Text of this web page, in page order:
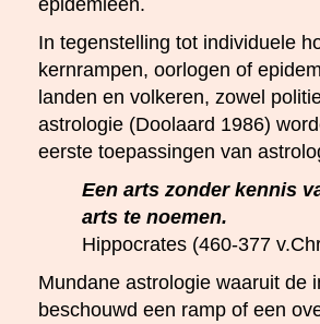
epidemieën.
In tegenstelling tot individuele
kernrampen, oorlogen of
landen en volkeren, zowel
astrologie (Doolaard 1986)
eerste toepassingen van
Een arts zonder kennis
arts te noemen.
Hippocrates (460-377
Mundane astrologie waaruit de
beschouwd een ramp of een